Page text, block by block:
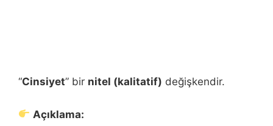
“Cinsiyet” bir nitel (kalitatif) değişkendir.
Açıklama: